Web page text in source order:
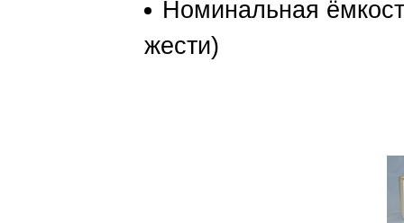
Номинальная
жести)